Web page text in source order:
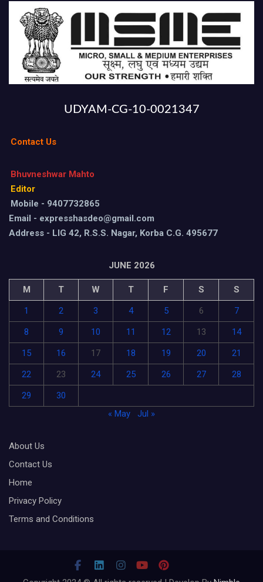
UDYAM-CG-10-0021347
Contact Us
Bhuvneshwar Mahto
Editor
Mobile - 9407732865
Email - expresshasdeo@gmail.com
Address - LIG 42, R.S.S. Nagar, Korba C.G. 495677
JUNE 2026
M T W T F S
S
1
2 3 4 5 6
7
8
9 10 11 12 13
14
15
16 17 18 19 20
21
22
23 24 25 26 27
28
29
30
« May
Jul »
About Us
Contact Us
Home
Privacy Policy
Terms and Conditions